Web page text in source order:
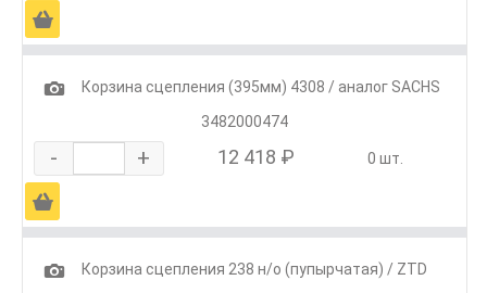
Ä
1
Корзина сцепления (395мм) 4308 / аналог SACHS
3482000474
- + 12 418 ₽ 0 шт.
Ä
1
Корзина сцепления 238 н/о (пупырчатая) / ZTD